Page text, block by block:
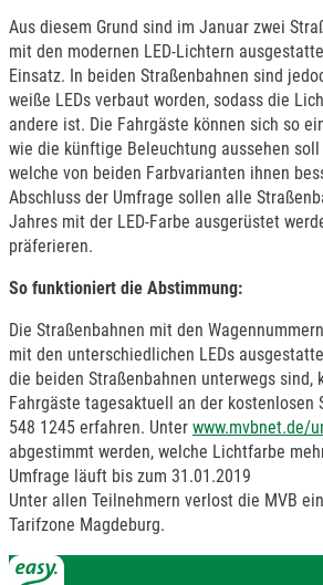
Aus diesem Grund sind im Januar zwei
mit den modernen LED-Lichtern
Einsatz. In beiden Straßenbahnen sind
weiße LEDs verbaut worden, sodass die
andere ist. Die Fahrgäste können sich so
wie die künftige Beleuchtung aussehen
welche von beiden Farbvarianten ihnen
Abschluss der Umfrage sollen alle
Jahres mit der LED-Farbe ausgerüstet
präferieren.
So funktioniert die Abstimmung:
Die Straßenbahnen mit den
mit den unterschiedlichen LEDs
die beiden Straßenbahnen unterwegs sind,
Fahrgäste tagesaktuell an der kostenlosen
548 1245 erfahren. Unter www.mvbnet.de/
abgestimmt werden, welche Lichtfarbe
Umfrage läuft bis zum 31.01.2019
Unter allen Teilnehmern verlost die MVB
Tarifzone Magdeburg.